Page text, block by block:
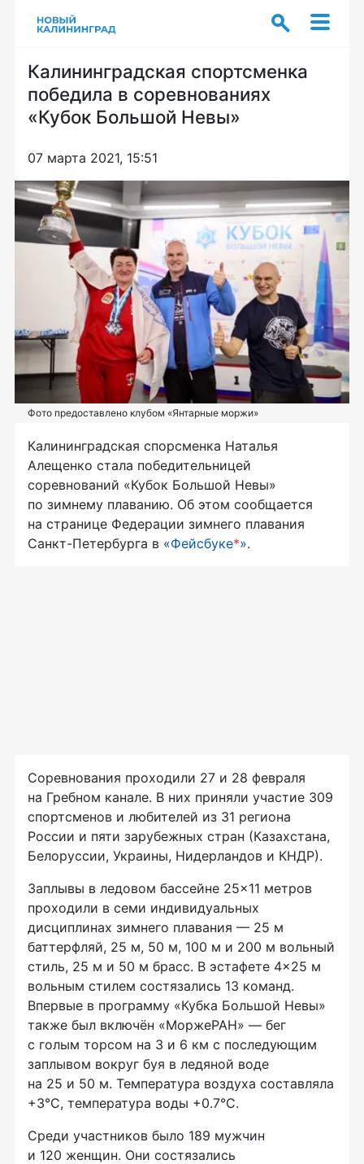
Калининградская спортсменка
победила в соревнованиях
«Кубок Большой Невы»
07 марта 2021, 15:51
Фото предоставлено клубом «Янтарные моржи»
Калининградская спорсменка Наталья
Алещенко стала победительницей
соревнований «Кубок Большой Невы»
по зимнему плаванию. Об этом сообщается
на странице Федерации зимнего плавания
Санкт-Петербурга в «Фейсбуке*».
Соревнования проходили 27 и 28 февраля
на Гребном канале. В них приняли участие 309
спортсменов и любителей из 31 региона
России и пяти зарубежных стран (Казахстана,
Белоруссии, Украины, Нидерландов и КНДР).
Заплывы в ледовом бассейне 25×11 метров
проходили в семи индивидуальных
дисциплинах зимнего плавания — 25 м
баттерфляй, 25 м, 50 м, 100 м и 200 м вольный
стиль, 25 м и 50 м брасс. В эстафете 4×25 м
вольным стилем состязались 13 команд.
Впервые в программу «Кубка Большой Невы»
также был включён «МоржеРАН» — бег
с голым торсом на 3 и 6 км с последующим
заплывом вокруг буя в ледяной воде
на 25 и 50 м. Температура воздуха составляла
+3°C, температура воды +0.7°C.
Среди участников было 189 мужчин
и 120 женщин. Они состязались